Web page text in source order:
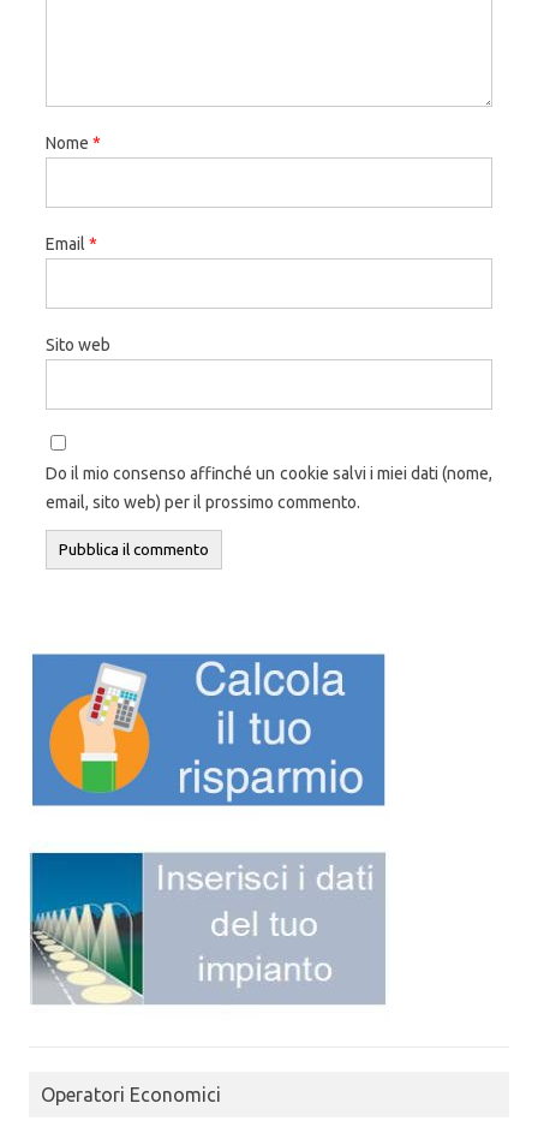
Nome *
Email *
Sito web
Do il mio consenso affinché un cookie salvi i miei dati (nome,
email, sito web) per il prossimo commento.
Operatori Economici